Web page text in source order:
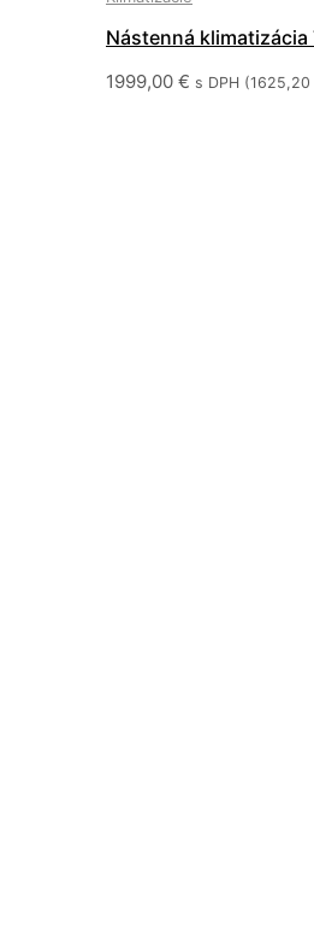
Nástenná klimatizácia
R32 (5,00 kW) RAS-
1999,00 € s DPH (1625,20